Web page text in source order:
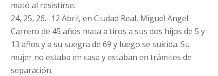
mató al resistirse.
24, 25, 26.- 12 Abril, en Ciudad Real, Miguel Angel
Carrero de 45 años mata a tiros a sus dos hijos de 5 y
13 años y a su suegra de 69 y luego se suicida. Su
mujer no estaba en casa y estaban en trámites de
separación.